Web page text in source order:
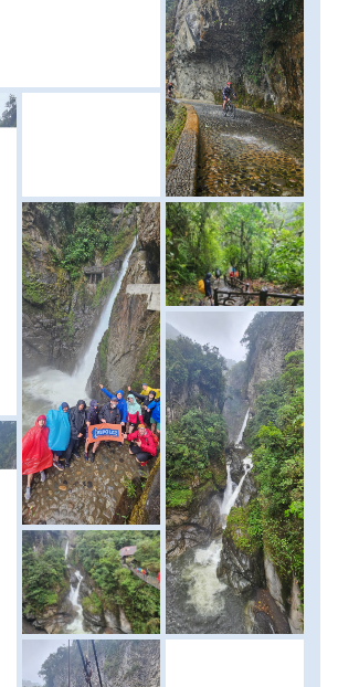
Szállás: szálloda, ellátás: reggeli.